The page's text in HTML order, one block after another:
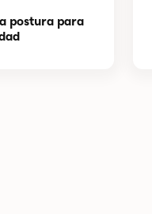
postura para